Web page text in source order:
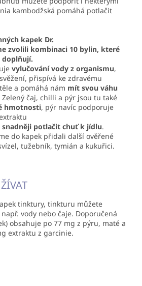
kambodžská pomáhá potlačit
kapek Dr.
zvolili kombinaci 10 bylin, které
doplňují.
vylučování vody z organismu,
přispívá ke zdravému
a pomáhá nám mít svou váhu
Zelený čaj, chilli a pýr jsou tu také
hmotnosti, pýr navíc podporuje
snadněji potlačit chuť k jídlu.
do kapek přidali další ověřené
tužebník, tymián a kukuřici.
tinktury, tinkturu můžete
vody nebo čaje. Doporučená
obsahuje po 77 mg z pýru, maté a
extraktu z garcinie.